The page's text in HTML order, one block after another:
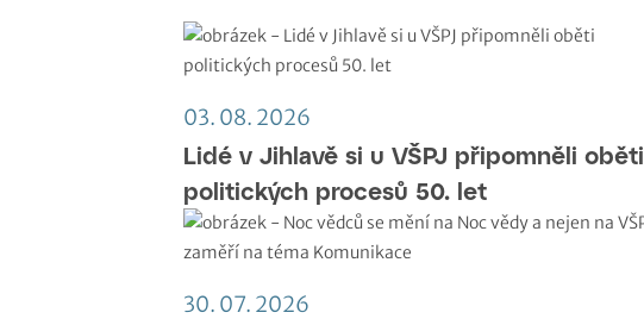
03. 08. 2026
Lidé v Jihlavě si u VŠPJ připomněli oběti
politických procesů 50. let
30. 07. 2026